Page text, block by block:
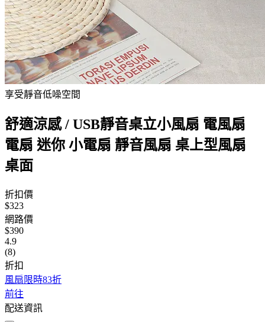
享受靜音低噪空間
舒適涼感 / USB靜音桌立小風扇 電風扇
電扇 迷你 小電扇 靜音風扇 桌上型風扇
桌面
折扣價
$323
網路價
$390
4.9
(8)
折扣
風扇限時83折
前往
配送資訊